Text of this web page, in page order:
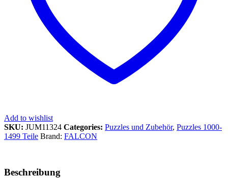
Add to wishlist
SKU: JUM11324 Categories: Puzzles und Zubehör, Puzzles 1000-
1499 Teile Brand: FALCON
Beschreibung